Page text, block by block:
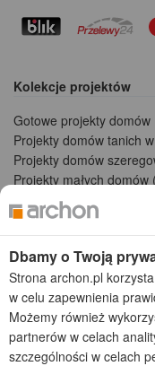
Kolekcje projektów
Gotowe projekty domów
Projekty domów tanich
Projekty domów
Projekty małych domów
Projekty domów
Projekty domów
Projekty domów
Projekty domów
2026 © ARCHON+ Biuro
projekty domów - autorska
przez arch. Barbarę Mendel
Z uwagi na ciągłe
Dbamy o Twoją
Strona archon.pl
w celu zapewnienia
Możemy również
partnerów w celach
szczególności w celach